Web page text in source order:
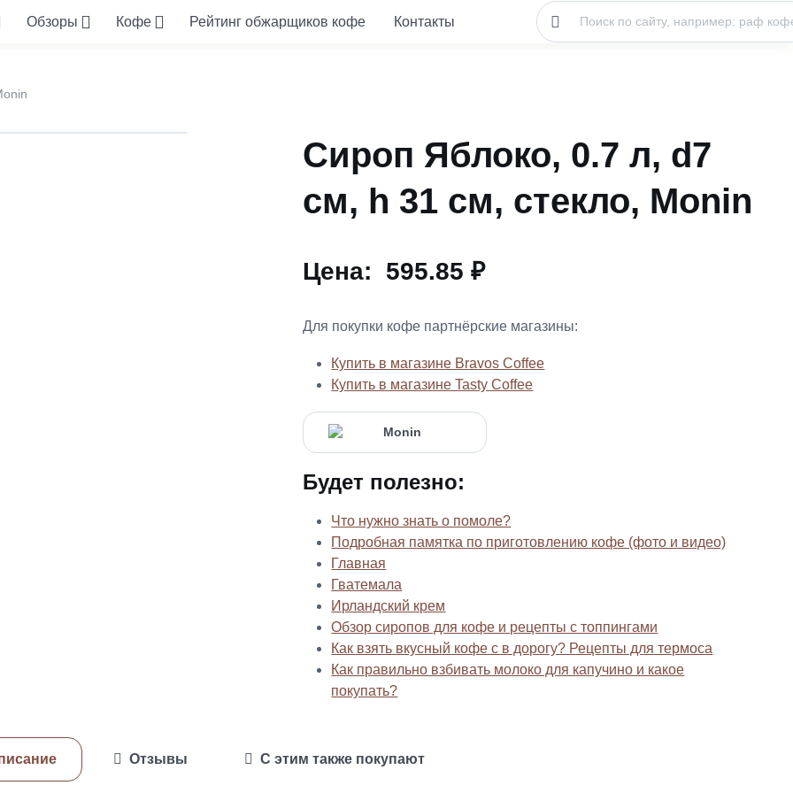
Обзоры Кофе Рейтинг обжарщиков кофе Контакты
Сироп Яблоко, 0.7 л, d7
см, h 31 см, стекло, Monin
Цена: 595.85 ₽
Для покупки кофе партнёрские магазины:
Купить в магазине Bravos Coffee
Купить в магазине Tasty Coffee
Будет полезно:
Что нужно знать о помоле?
Подробная памятка по приготовлению кофе (фото и видео)
Главная
Гватемала
Ирландский крем
Обзор сиропов для кофе и рецепты с топпингами
Как взять вкусный кофе с в дорогу? Рецепты для термоса
Как правильно взбивать молоко для капучино и какое
покупать?
Отзывы С этим также покупают